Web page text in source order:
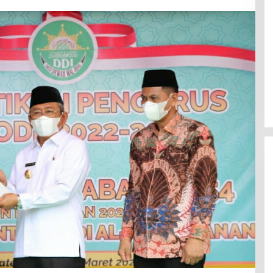
Efektif Cegah Kemacetan BBM,
Pos Pantau Polresta Mamuju
Amankan Jalur SPBU Kali Mamuju